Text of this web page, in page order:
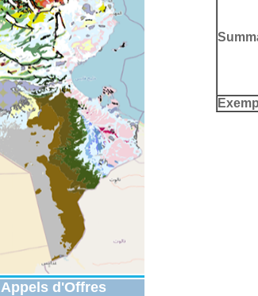
Appels d'Offres